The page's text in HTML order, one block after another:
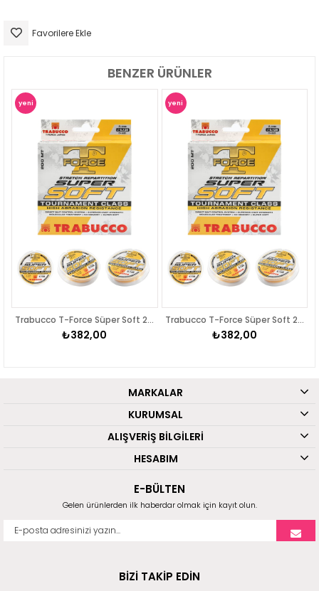
Favorilere Ekle
BENZER ÜRÜNLER
Trabucco T-Force Süper Soft 200mt Surf Misinası
₺382,00
yeni
Trabucco T-Force Süper Soft 200mt Surf Misinası
₺382,00
yeni
MARKALAR
KURUMSAL
ALIŞVERİŞ BİLGİLERİ
HESABIM
E-BÜLTEN
Gelen ürünlerden ilk haberdar olmak için kayıt olun.
BİZİ TAKİP EDİN